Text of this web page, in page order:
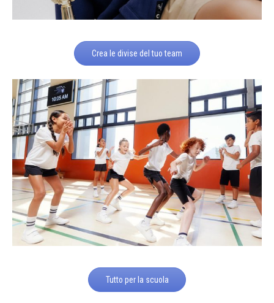
Crea le divise del tuo team
Tutto per la scuola